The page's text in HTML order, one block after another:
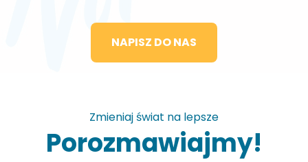
NAPISZ DO NAS
Zmieniaj świat na lepsze
Porozmawiajmy!